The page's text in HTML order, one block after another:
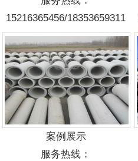
15216365456/18353659311
案例展示
服务热线：